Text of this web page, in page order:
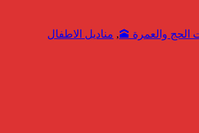
الحج والعمرة 🕋​, مناديل الاطفال